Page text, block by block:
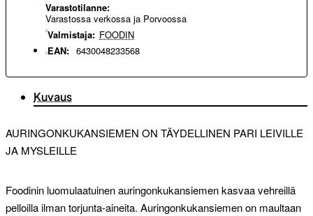
Varastotilanne:
Varastossa verkossa ja Porvoossa
Valmistaja: FOODIN
EAN: 6430048233568
Kuvaus
AURINGONKUKANSIEMEN ON TÄYDELLINEN PARI LEIVILLE
JA MYSLEILLE
Foodinin luomulaatuinen auringonkukansiemen kasvaa vehreillä
pelloilla ilman torjunta-aineita. Auringonkukansiemen on maultaan